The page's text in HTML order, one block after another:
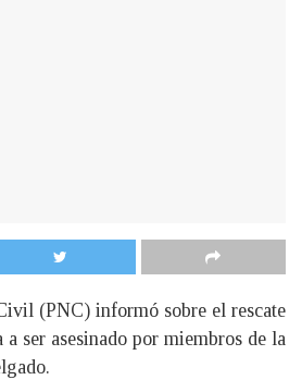
(PNC) informó sobre el rescate
a ser asesinado por miembros de la